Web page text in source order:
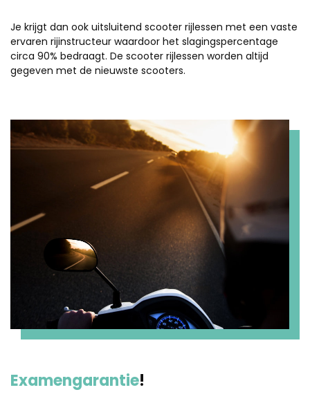
Je krijgt dan ook uitsluitend scooter rijlessen met een vaste
ervaren rijinstructeur waardoor het slagingspercentage
circa 90% bedraagt. De scooter rijlessen worden altijd
gegeven met de nieuwste scooters.
Examengarantie!